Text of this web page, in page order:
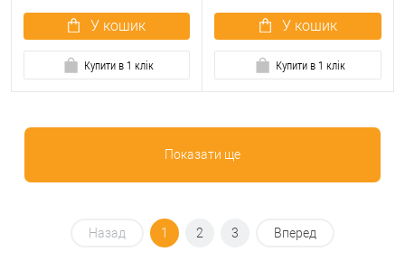
У кошик
Купити в 1 клік
У кошик
Купити в 1 клік
Показати ще
Назад 1 2 3 Вперед